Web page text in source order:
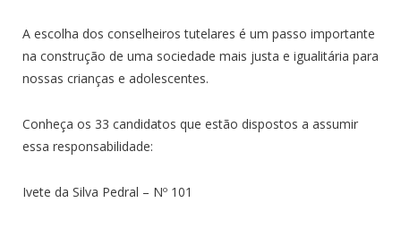
A escolha dos conselheiros tutelares é um passo importante
na construção de uma sociedade mais justa e igualitária para
nossas crianças e adolescentes.
Conheça os 33 candidatos que estão dispostos a assumir
essa responsabilidade:
Ivete da Silva Pedral – Nº 101